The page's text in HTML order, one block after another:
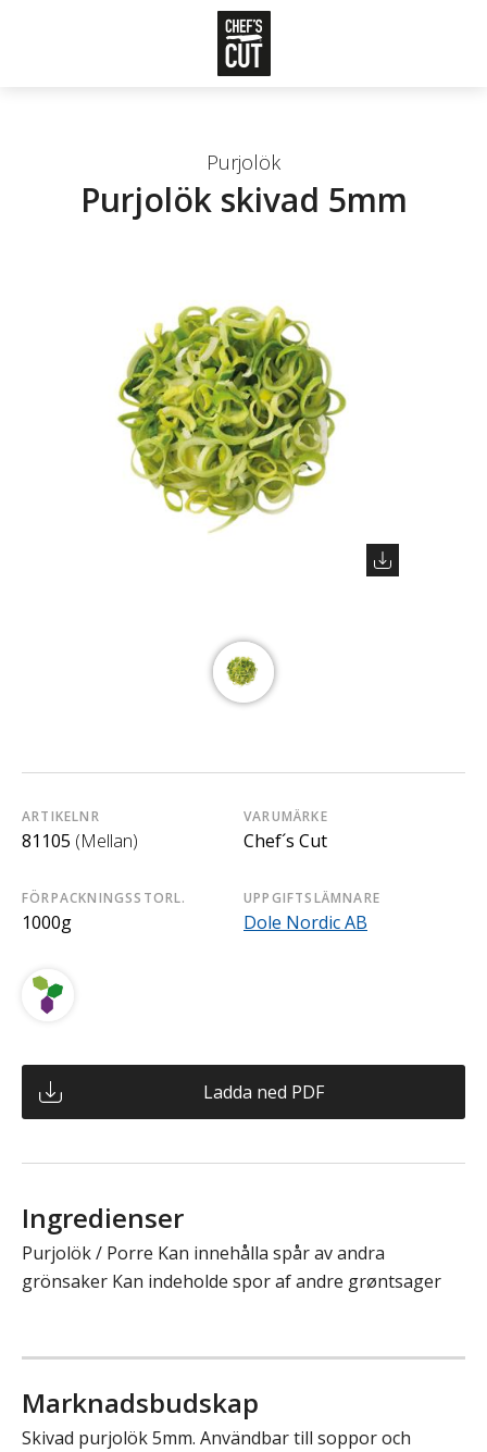
Purjolök
Purjolök skivad 5mm
ARTIKELNR
81105 (Mellan)
VARUMÄRKE
Chef´s Cut
FÖRPACKNINGSSTORL.
1000g
UPPGIFTSLÄMNARE
Dole Nordic AB
Ladda ned PDF
Ingredienser
Purjolök / Porre Kan innehålla spår av andra
grönsaker Kan indeholde spor af andre grøntsager
Marknadsbudskap
Skivad purjolök 5mm. Användbar till soppor och